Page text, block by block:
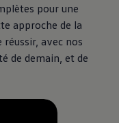
pour une
approche de la
avec nos
de demain, et de